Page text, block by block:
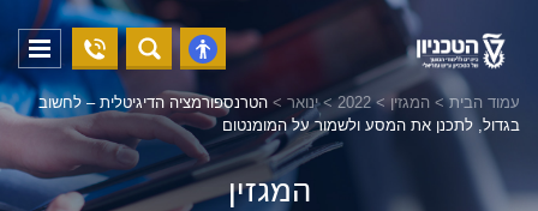
פתח
נגישות
04-
8294228
פתח
תפריט
עמוד הבית> המגזין>
2022
>ינואר > הטרנספורמציה הדיגיטלית – לחשוב
בגדול, לתכנן את המסע ולשמור על המומנטום
המגזין